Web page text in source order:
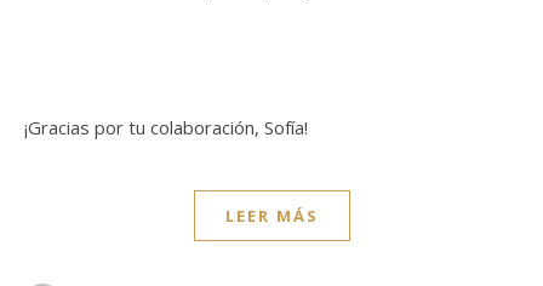
¡Gracias por tu colaboración, Sofía!
LEER MÁS